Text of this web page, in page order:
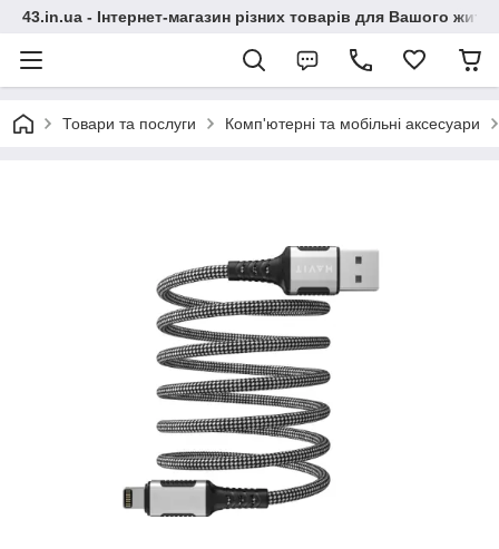
43.in.ua - Інтернет-магазин різних товарів для Вашого
Товари та послуги Комп'ютерні та мобільні аксесуари